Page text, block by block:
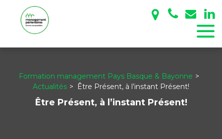
Formation management Pays Basque & Bayonne
Actualités
Être Présent, à l’instant Présent!
Être Présent, à l’instant Présent!
Panneau de gestion des cookies